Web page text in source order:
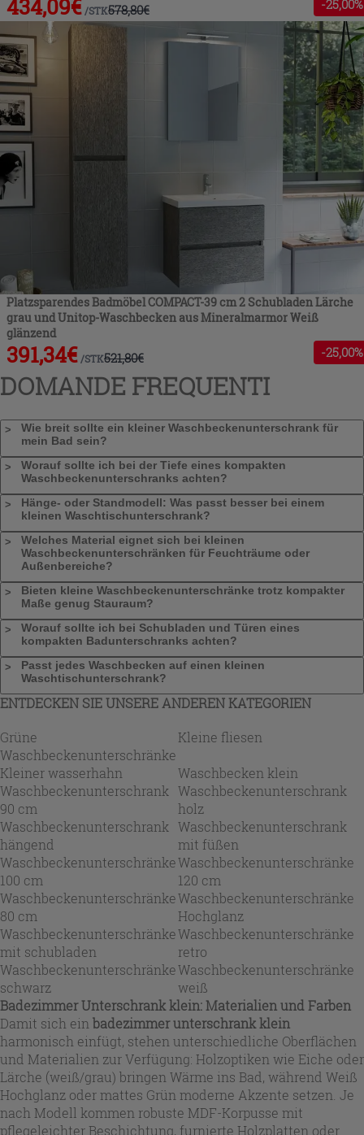
434,09€ /STK578,80€ -25,00%
Platzsparendes Badmöbel COMPACT-39 cm 2 Schubladen Lärche
grau und Unitop-Waschbecken aus Mineralmarmor Weiß
glänzend
391,34€ /STK521,80€ -25,00%
DOMANDE FREQUENTI
Wie breit sollte ein kleiner Waschbeckenunterschrank für
mein Bad sein?
Worauf sollte ich bei der Tiefe eines kompakten
Waschbeckenunterschranks achten?
Hänge- oder Standmodell: Was passt besser bei einem
kleinen Waschtischunterschrank?
Welches Material eignet sich bei kleinen
Waschbeckenunterschränken für Feuchträume oder
Außenbereiche?
Bieten kleine Waschbeckenunterschränke trotz kompakter
Maße genug Stauraum?
Worauf sollte ich bei Schubladen und Türen eines
kompakten Badunterschranks achten?
Passt jedes Waschbecken auf einen kleinen
Waschtischunterschrank?
ENTDECKEN SIE UNSERE ANDEREN KATEGORIEN
Grüne
Waschbeckenunterschränke
Kleine fliesen
Kleiner wasserhahn
Waschbecken klein
Waschbeckenunterschrank
90 cm
Waschbeckenunterschrank
holz
Waschbeckenunterschrank
hängend
Waschbeckenunterschrank
mit füßen
Waschbeckenunterschränke
100 cm
Waschbeckenunterschränke
120 cm
Waschbeckenunterschränke
80 cm
Waschbeckenunterschränke
Hochglanz
Waschbeckenunterschränke
mit schubladen
Waschbeckenunterschränke
retro
Waschbeckenunterschränke
schwarz
Waschbeckenunterschränke
weiß
Badezimmer Unterschrank klein: Materialien und Farben
Damit sich ein badezimmer unterschrank klein
harmonisch einfügt, stehen unterschiedliche Oberflächen
und Materialien zur Verfügung: Holzoptiken wie Eiche oder
Lärche (weiß/grau) bringen Wärme ins Bad, während Weiß
Hochglanz oder mattes Grün moderne Akzente setzen. Je
nach Modell kommen robuste MDF-Korpusse mit
pflegeleichter Beschichtung, furnierte Holzplatten oder